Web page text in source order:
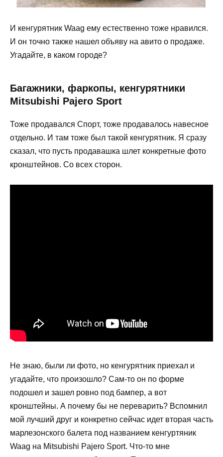
И кенгурятник Waag ему естественно тоже нравился.
И он точно также нашел объяву на авито о продаже.
Угадайте, в каком городе?
Багажники, фаркопы, кенгурятники
Mitsubishi Pajero Sport
Тоже продавался Спорт, тоже продавалось навесное
отдельно. И там тоже был такой кенгурятник. Я сразу
сказал, что пусть продавашка шлет конкретные фото
кронштейнов. Со всех сторон.
Не знаю, были ли фото, но кенгурятник приехал и
угадайте, что произошло? Сам-то он по форме
подошел и зашел ровно под бампер, а вот
кронштейны. А почему бы не переварить? Вспомнил
мой лучший друг и конкретно сейчас идет вторая часть
марлезонского балета под названием кенгуртяник
Waag на Mitsubishi Pajero Sport. Что-то мне